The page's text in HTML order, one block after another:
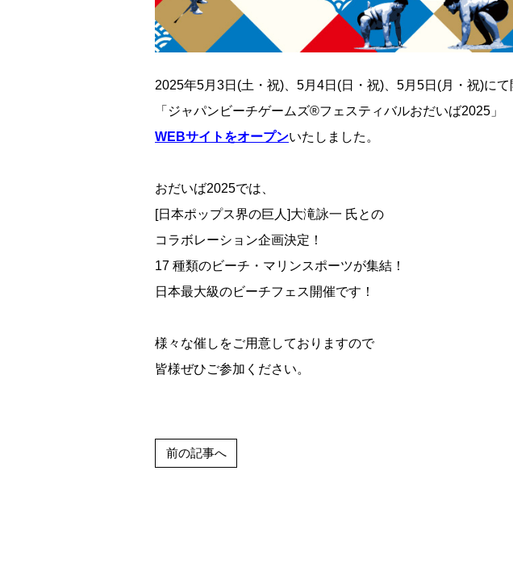
2025年5月 3日 (土・祝) 5月 4日 (日・祝) 5月 5日 (月・祝)にて
「ジャパンビーチゲームズ®フェスティバルおだいば2025」
WEBサイトをオープンいたしました。
おだいば2025では、
[日本ポップス界の巨人]大滝詠一 氏との
コラボレーション企画決定！
17 種類のビーチ・マリンスポーツが集結！
日本最大級のビーチフェス開催です！
様々な催しをご用意しておりますので
皆様ぜひご参加ください。
前の記事へ